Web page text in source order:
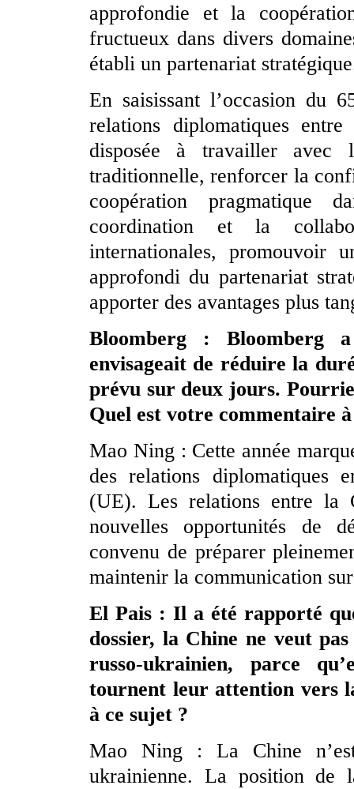
approfondie et la
fructueux dans divers
établi un partenariat
En saisissant l’occasion du
relations diplomatiques
disposée à travailler avec
traditionnelle, renforcer la
coopération pragmatique
coordination et la
internationales, promouvoir
approfondi du partenariat
apporter des avantages plus
Bloomberg : Bloomberg
envisageait de réduire la
prévu sur deux jours.
Quel est votre commentaire
Mao Ning : Cette année
des relations diplomatiques
(UE). Les relations entre la
nouvelles opportunités de
convenu de préparer
maintenir la communication
El Pais : Il a été rapporté
dossier, la Chine ne veut
russo-ukrainien, parce
tournent leur attention vers
à ce sujet ?
Mao Ning : La Chine
ukrainienne. La position de